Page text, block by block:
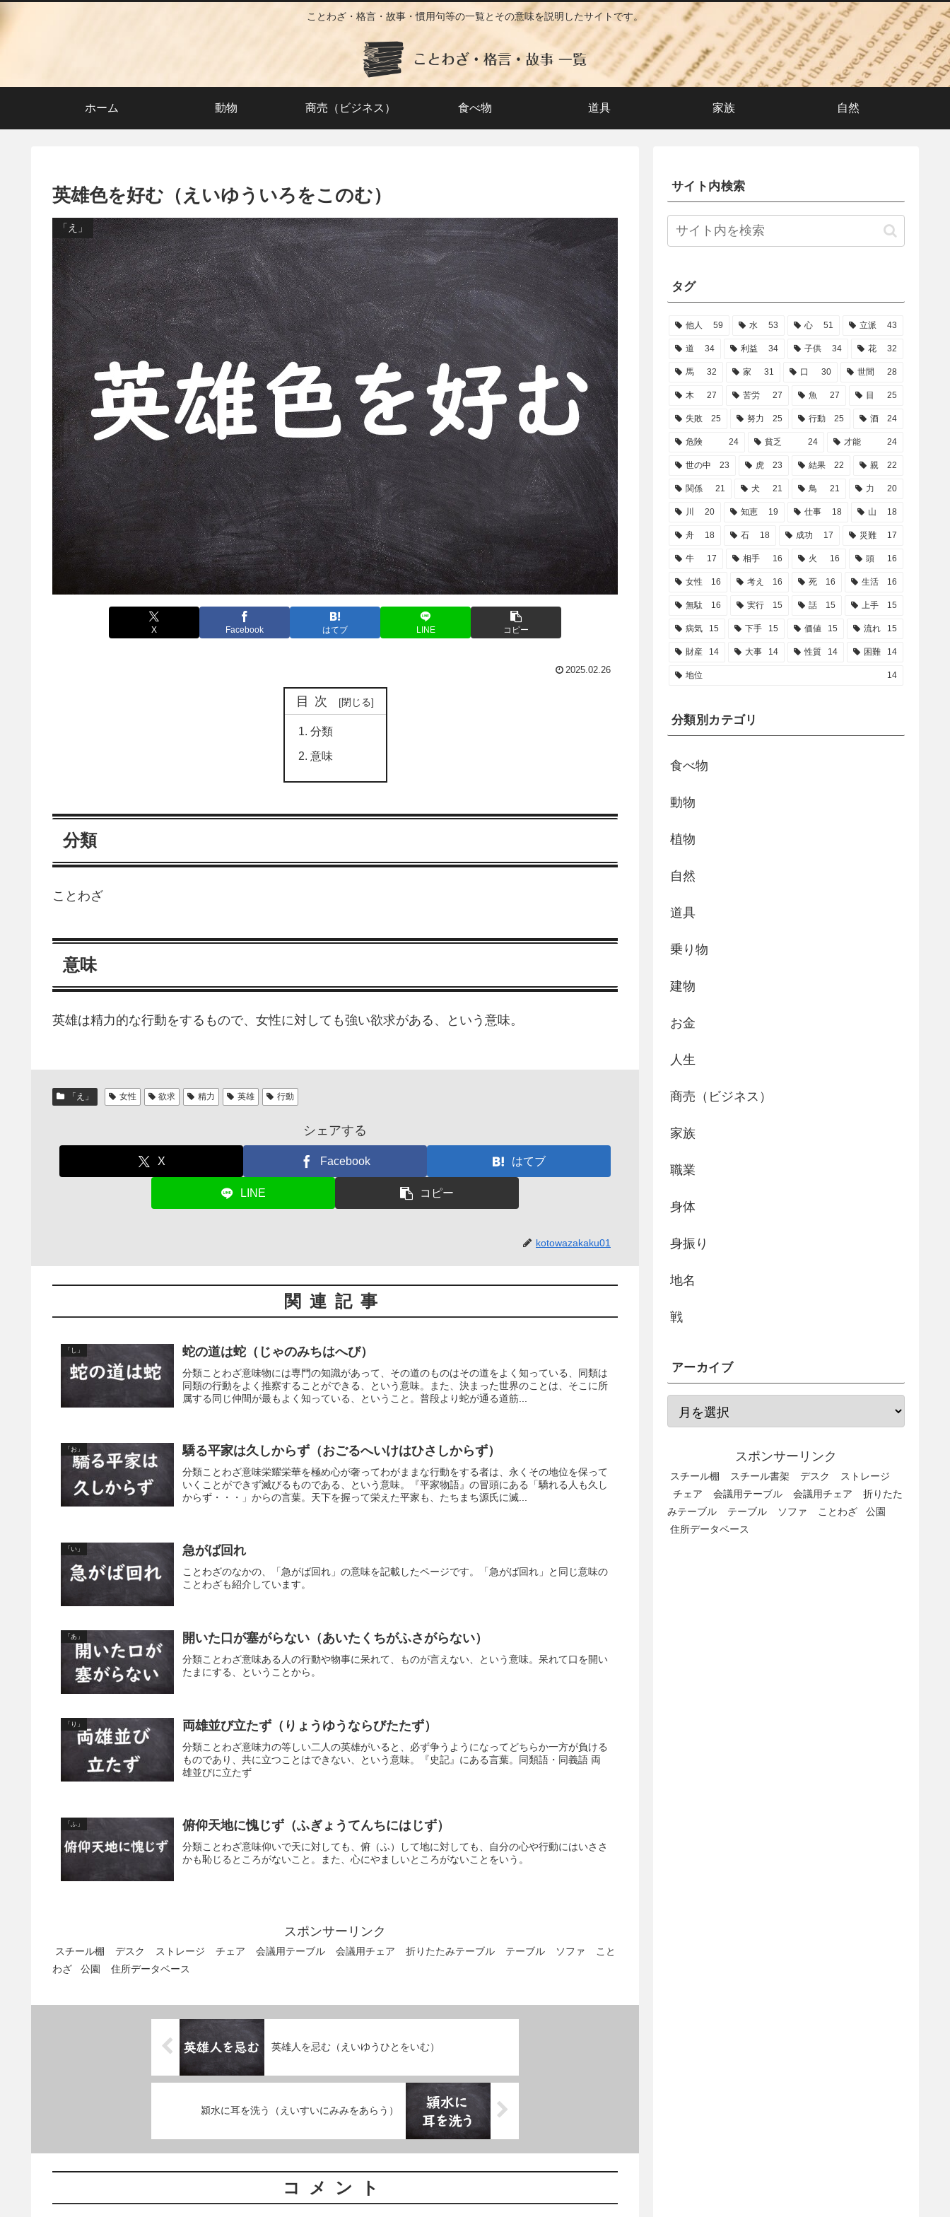
ことわざ・格言・故事・慣用句等の一覧とその意味を説明したサイトです。
ホーム 動物 商売（ビジネス） 食べ物 道具 家族 自然
英雄色を好む（えいゆういろをこのむ）
「え」
X Facebook はてブ LINE コピー
2025.02.26
目次
分類
意味
分類
ことわざ
意味
英雄は精力的な行動をするもので、女性に対しても強い欲求がある、という意味。
「え」 女性 欲求 精力 英雄 行動
シェアする
X Facebook はてブ
LINE コピー
kotowazakaku01
関連記事
「し」 蛇の道は蛇（じゃのみちはへび）
分類ことわざ意味物には専門の知識があって、その道のものはその道をよく知っている、同類は
同類の行動をよく推察することができる、という意味。また、決まった世界のことは、そこに所
属する同じ仲間が最もよく知っている、ということ。普段より蛇が通る道筋...
「お」 驕る平家は久しからず（おごるへいけはひさしからず）
分類ことわざ意味栄耀栄華を極め心が奢ってわがままな行動をする者は、永くその地位を保って
いくことができず滅びるものである、という意味。『平家物語』の冒頭にある「驕れる人も久し
からず・・・」からの言葉。天下を握って栄えた平家も、たちまち源氏に滅...
「い」 急がば回れ
ことわざのなかの、「急がば回れ」の意味を記載したページです。「急がば回れ」と同じ意味の
ことわざも紹介しています。
「あ」 開いた口が塞がらない（あいたくちがふさがらない）
分類ことわざ意味ある人の行動や物事に呆れて、ものが言えない、という意味。呆れて口を開い
たまにする、ということから。
「り」 両雄並び立たず（りょうゆうならびたたず）
分類ことわざ意味力の等しい二人の英雄がいると、必ず争うようになってどちらか一方が負ける
ものであり、共に立つことはできない、という意味。『史記』にある言葉。同類語・同義語 両
雄並びに立たず
「ふ」 俯仰天地に愧じず（ふぎょうてんちにはじず）
分類ことわざ意味仰いで天に対しても、俯（ふ）して地に対しても、自分の心や行動にはいささ
かも恥じるところがないこと。また、心にやましいところがないことをいう。
スポンサーリンク
スチール棚 デスク ストレージ チェア 会議用テーブル 会議用チェア 折りたたみテーブル テーブル ソファ
こと
わざ
公園 住所データベース
英雄人を忌む（えいゆうひとをいむ）
潁水に耳を洗う（えいすいにみみをあらう）
コメント
サイト内検索
タグ
他人 59 水 53 心 51 立派 43
道 34 利益 34 子供 34 花 32
馬 32 家 31 口 30 世間 28
木 27 苦労 27 魚 27 目 25
失敗 25 努力 25 行動 25 酒 24
危険 24 貧乏 24 才能 24
世の中 23 虎 23 結果 22 親 22
関係 21 犬 21 鳥 21 力 20
川 20 知恵 19 仕事 18 山 18
舟 18 石 18 成功 17 災難 17
牛 17 相手 16 火 16 頭 16
女性 16 考え 16 死 16 生活 16
無駄 16 実行 15 話 15 上手 15
病気 15 下手 15 価値 15 流れ 15
財産 14 大事 14 性質 14 困難 14
地位 14
分類別カテゴリ
食べ物
動物
植物
自然
道具
乗り物
建物
お金
人生
商売（ビジネス）
家族
職業
身体
身振り
地名
戦
アーカイブ
スポンサーリンク
スチール棚 スチール書架 デスク
ストレージ
チェア
会議用テーブル 会議用チェア
折りたた
みテーブル
テーブル ソファ ことわざ
公園
住所データベース